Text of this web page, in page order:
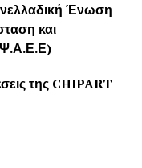
Ένωση
και
της CHIPART